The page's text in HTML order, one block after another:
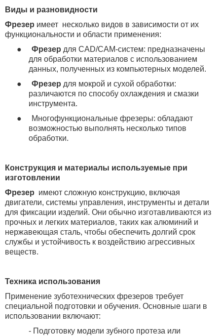
Виды и разновидности
Фрезер имеет несколько видов в зависимости от их
функциональности и области применения:
●
Фрезер для CAD/CAM-систем: предназначены
для обработки материалов с использованием
данных, полученных из компьютерных моделей.
●
Фрезер для мокрой и сухой обработки:
различаются по способу охлаждения и смазки
инструмента.
●
Многофункциональные фрезеры: обладают
возможностью выполнять несколько типов
обработки.
Конструкция и материалы используемые при
изготовлении
Фрезер имеют сложную конструкцию, включая
двигатели, системы управления, инструменты и детали
для фиксации изделий. Они обычно изготавливаются из
прочных и легких материалов, таких как алюминий и
нержавеющая сталь, чтобы обеспечить долгий срок
службы и устойчивость к воздействию агрессивных
веществ.
Техника использования
Применение зуботехнических фрезеров требует
специальной подготовки и обучения. Основные шаги в
использовании включают:
- Подготовку модели зубного протеза или